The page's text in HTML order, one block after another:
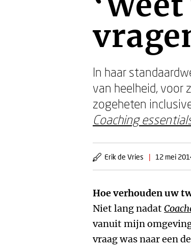
In haar
van heelheid, voor
zogeheten
Coaching
Erik de Vries | 12 mei
Hoe verhouden uw
Niet lang nadat
vanuit mijn
vraag was naar een